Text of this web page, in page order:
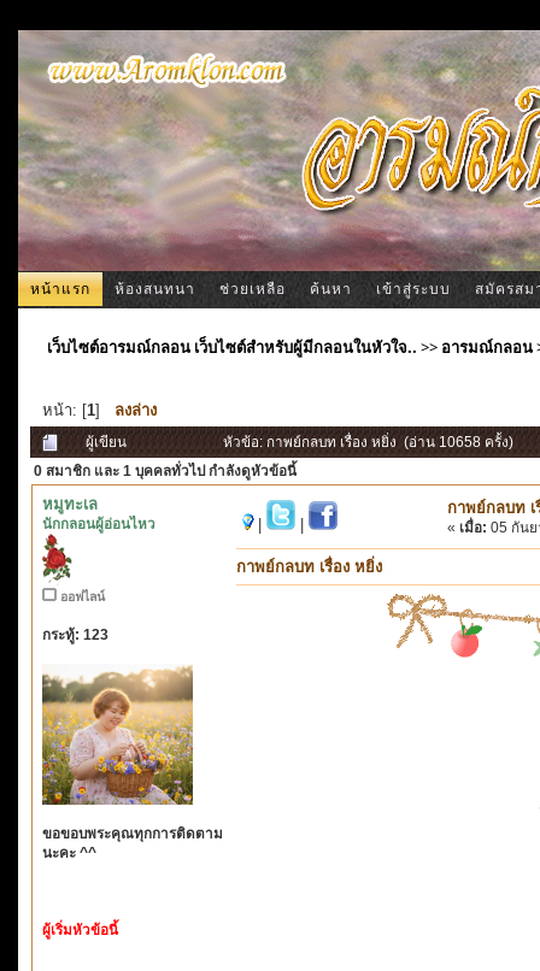
หน้าแรก ห้องสนทนา ช่วยเหลือ ค้นหา เข้าสู่ระบบ สมัครสม
เว็บไซต์อารมณ์กลอน เว็บไซต์สำหรับผู้มีกลอนในหัวใจ.. >> อารมณ์กลอน
หน้า: [1] ลงล่าง
ผู้เขียน
หัวข้อ: กาพย์กลบท เรื่อง หยิ่ง (อ่าน 10658 ครั้ง)
0 สมาชิก และ 1 บุคคลทั่วไป กำลังดูหัวข้อนี้
หมูทะเล
นักกลอนผู้อ่อนไหว
ออฟไลน์
กระทู้: 123
ขอขอบพระคุณทุกการติดตาม
นะคะ ^^
ผู้เริ่มหัวข้อนี้
กาพย์กลบท เ
« เมื่อ: 05 กันย
กาพย์กลบท เรื่อง หยิ่ง